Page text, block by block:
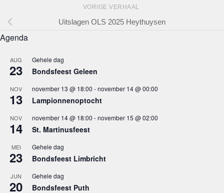
VORIGE VERHAAL
Uitslagen OLS 2025 Heythuysen
Agenda
AUG
23
Gehele dag
Bondsfeest Geleen
NOV
13
november 13 @ 18:00 -november 14 @ 00:00
Lampionnenoptocht
NOV
14
november 14 @ 18:00 -november 15 @ 02:00
St. Martinusfeest
MEI
23
Gehele dag
Bondsfeest Limbricht
JUN
20
Gehele dag
Bondsfeest Puth